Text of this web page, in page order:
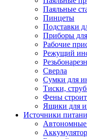
Паяльные
Пинцеты
Подставки
Приборы
Рабочие
Режущий
Сверла
Сумки для
Тиски,
Фены
Ящики для
Источники
Автономные